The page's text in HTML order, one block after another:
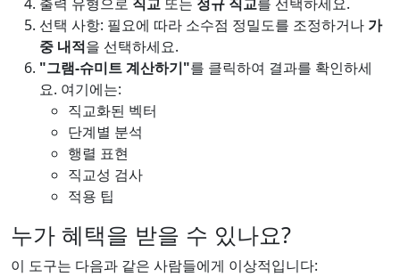
선택 사항: 필요에 따라 소수점 정밀도를 조정하거나 가
중 내적을 선택하세요.
"그램-슈미트 계산하기"를 클릭하여 결과를 확인하세
요. 여기에는:
직교화된 벡터
단계별 분석
행렬 표현
직교성 검사
적용 팁
누가 혜택을 받을 수 있나요?
이 도구는 다음과 같은 사람들에게 이상적입니다: